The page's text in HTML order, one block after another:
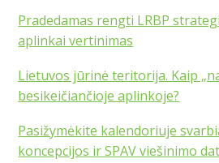
Pradedamas rengti LRBP
aplinkai vertinimas
Lietuvos jūrinė teritorija. Kaip
besikeičiančioje aplinkoje?
Pasižymėkite kalendoriuje
koncepcijos ir SPAV viešinimo